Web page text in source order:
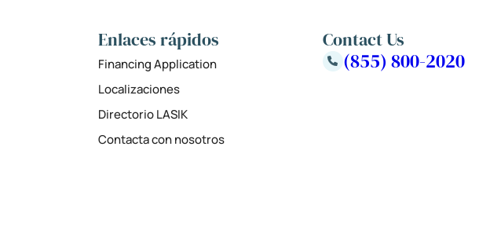
Enlaces rápidos
Financing Application
Localizaciones
Directorio LASIK
Contacta con nosotros
Contact Us
(855) 800-2020